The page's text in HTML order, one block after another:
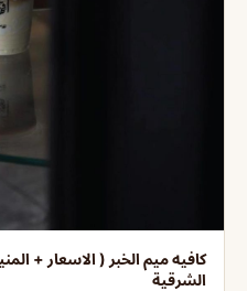
كافيه ميم الخبر ( الاسعار +
الشرقية